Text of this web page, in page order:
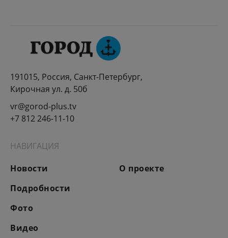
191015, Россия, Санкт-Петербург,
Кирочная ул. д. 50б
vr@gorod-plus.tv
+7 812 246-11-10
НАВИГАЦИЯ
Новости
Подробности
Фото
Видео
О проекте